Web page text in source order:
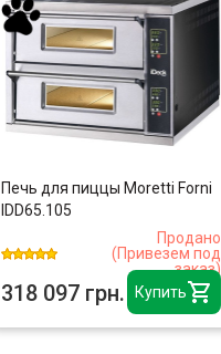
Купить
Печь для пиццы Moretti Forni
IDD65.105
Продано
(Привезем под
заказ)
318 097 грн.